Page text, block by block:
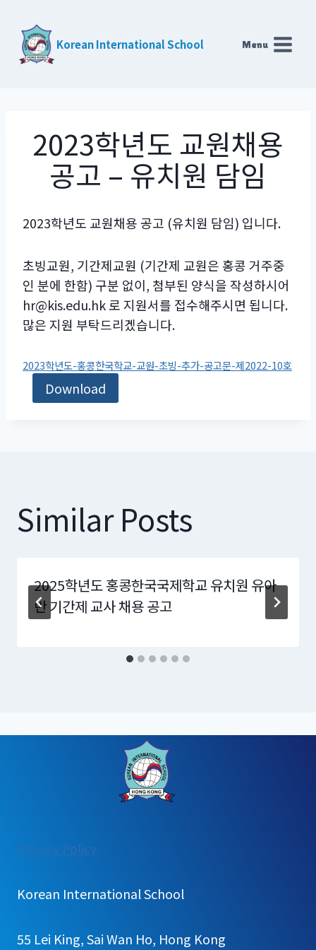
content
Korean International School Menu
2023학년도 교원채용
공고 – 유치원 담임
2023학년도 교원채용 공고 (유치원 담임) 입니다.
초빙교원, 기간제교원 (기간제 교원은 홍콩 거주중
인 분에 한함) 구분 없이, 첨부된 양식을 작성하시어
hr@kis.edu.hk 로 지원서를 접수해주시면 됩니다.
많은 지원 부탁드리겠습니다.
2023학년도-홍콩한국학교-교원-초빙-추가-공고문-제2022-10호
Download
Similar Posts
2025학년도 홍콩한국국제학교 유치원 유아
반 기간제 교사 채용 공고
Privacy Policy:
교
Korean International School
55 Lei King, Sai Wan Ho, Hong Kong